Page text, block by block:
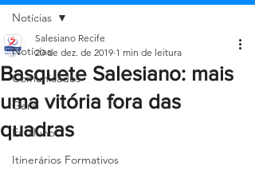
Notícias
Comunicados
Geral
Ex-aluno
Itinerários Formativos
Notícias
Basquete Salesiano: mais
uma vitória fora das
quadras
Salesiano Recife
20 de dez. de 2019 1 min de leitura